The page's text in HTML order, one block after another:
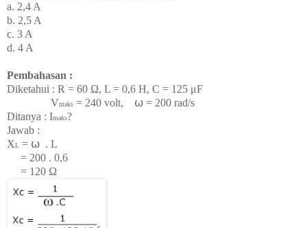
a. 2,4 A
b. 2,5 A
c. 3 A
d. 4 A
Pembahasan :
Diketahui : R = 60 Ω, L = 0,6 H, C = 125 μF
Vmaks = 240 volt,
⍵ = 200 rad/s
Ditanya : Imaks?
Jawab :
XL = ⍵ . L
= 200 . 0,6
= 120 Ω